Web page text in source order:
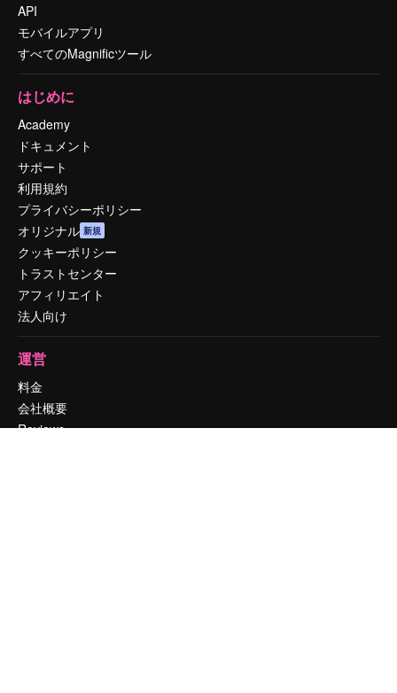
API
モバイルアプリ
すべてのMagnificツール
はじめに
Academy
ドキュメント
サポート
利用規約
プライバシーポリシー
オリジナル 新規
クッキーポリシー
トラストセンター
アフィリエイト
法人向け
運営
料金
会社概要
Reviews